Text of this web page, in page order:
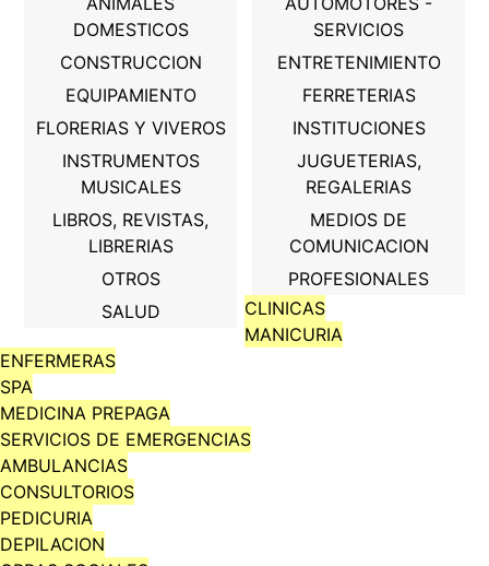
DOMESTICOS
SERVICIOS
CONSTRUCCION
ENTRETENIMIENTO
EQUIPAMIENTO
FERRETERIAS
FLORERIAS Y VIVEROS
INSTITUCIONES
INSTRUMENTOS
MUSICALES
JUGUETERIAS,
REGALERIAS
LIBROS, REVISTAS,
LIBRERIAS
MEDIOS DE
COMUNICACION
OTROS
PROFESIONALES
SALUD
CLINICAS
MANICURIA
ENFERMERAS
SPA
MEDICINA PREPAGA
SERVICIOS DE EMERGENCIAS
AMBULANCIAS
CONSULTORIOS
PEDICURIA
DEPILACION